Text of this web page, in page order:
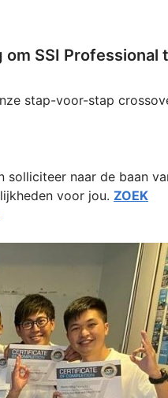
SSI Professional
stap-voor-stap
solliciteer naar de baan
voor jou. ZOEK